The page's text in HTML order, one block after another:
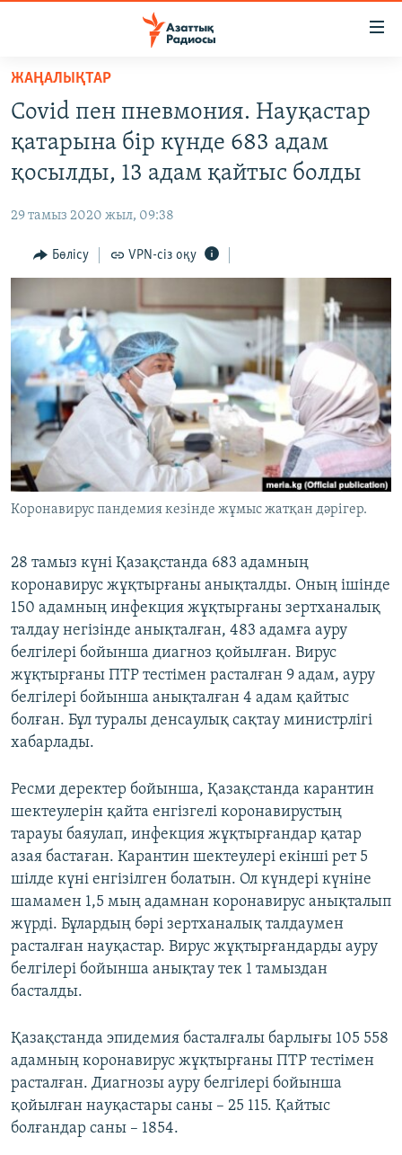
Skip
main
content
to
main
to
ЖАҢАЛЫҚТАР
AZATTYQTV
АДАМ ҚҰҚЫҚТАРЫ
ӘЛЕУМЕТ
АРНАЙЫ ЖОБАЛАР
Русский
ЖАЗЫЛЫҢЫЗ
Басқа тілдерде
ЖАҢАЛЫҚТАР
Covid пен пневмония. Науқастар
қатарына бір күнде 683 адам
қосылды, 13 адам қайтыс болды
29 тамыз 2020 жыл, 09:38
Бөлісу VPN-сіз оқу
Коронавирус пандемия кезінде жұмыс жатқан дәрігер.
28 тамыз күні Қазақстанда 683 адамның
коронавирус жұқтырғаны анықталды. Оның ішінде
150 адамның инфекция жұқтырғаны зертханалық
талдау негізінде анықталған, 483 адамға ауру
белгілері бойынша диагноз қойылған. Вирус
жұқтырғаны ПТР тестімен расталған 9 адам, ауру
белгілері бойынша анықталған 4 адам қайтыс
болған. Бұл туралы денсаулық сақтау министрлігі
хабарлады.
Ресми деректер бойынша, Қазақстанда карантин
шектеулерін қайта енгізгелі коронавирустың
тарауы баяулап, инфекция жұқтырғандар қатар
азая бастаған. Карантин шектеулері екінші рет 5
шілде күні енгізілген болатын. Ол күндері күніне
шамамен 1,5 мың адамнан коронавирус анықталып
жүрді. Бұлардың бәрі зертханалық талдаумен
расталған науқастар. Вирус жұқтырғандарды ауру
белгілері бойынша анықтау тек 1 тамыздан
басталды.
Қазақстанда эпидемия басталғалы барлығы 105 558
адамның коронавирус жұқтырғаны ПТР тестімен
расталған. Диагнозы ауру белгілері бойынша
қойылған науқастары саны – 25 115. Қайтыс
болғандар саны – 1854.